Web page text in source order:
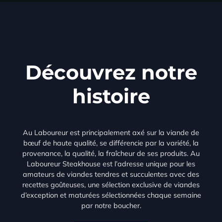
Découvrez notre
histoire
Au Laboureur est principalement axé sur la viande de
bœuf de haute qualité, se différencie par la variété, la
provenance, la qualité, la fraîcheur de ses produits. Au
Laboureur Steakhouse est l’adresse unique pour les
amateurs de viandes tendres et succulentes avec des
recettes goûteuses, une sélection exclusive de viandes
d’exception et maturées sélectionnées chaque semaine
par notre boucher.